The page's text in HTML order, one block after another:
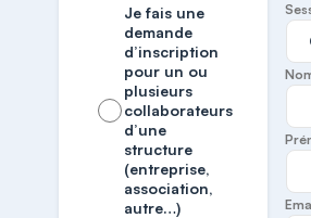
Je fais une
demande
d’inscription
pour un ou
plusieurs
collaborateurs
d’une
structure
(entreprise,
association,
autre…)